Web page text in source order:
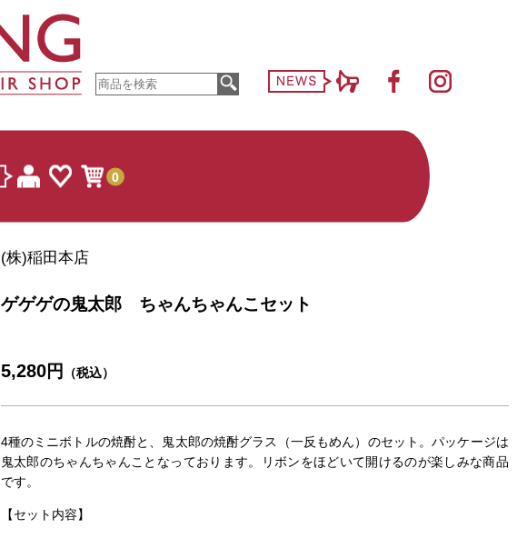
0
(株)稲田本店
ゲゲゲの鬼太郎 ちゃんちゃんこセット
5,280円
4種のミニボトルの焼酎と、鬼太郎の焼酎グラス（一反もめん）のセット。パッケージは
鬼太郎のちゃんちゃんことなっております。リボンをほどいて開けるのが楽しみな商品
です。
【セット内容】